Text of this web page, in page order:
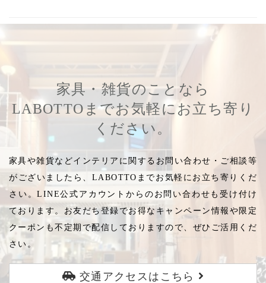
家具・雑貨のことなら
LABOTTOまでお気軽にお立ち寄り
ください。
家具や雑貨などインテリアに関するお問い合わせ・ご相談等
がございましたら、LABOTTOまでお気軽にお立ち寄りくだ
さい。LINE公式アカウントからのお問い合わせも受け付け
ております。お友だち登録でお得なキャンペーン情報や限定
クーポンも不定期で配信しておりますので、ぜひご活用くだ
さい。
交通アクセスはこちら